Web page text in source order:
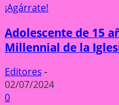
¡Agárrate!
Adolescente de 15
Millennial de la
Editores -
02/07/2024
0